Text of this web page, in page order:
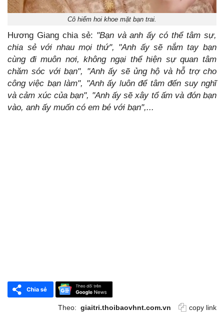
Cô hiếm hoi khoe mặt bạn trai.
Hương Giang chia sẻ: "Bạn và anh ấy có thể tâm sự,
chia sẻ với nhau mọi thứ", "Anh ấy sẽ nắm tay bạn
cùng đi muôn nơi, không ngại thể hiện sự quan tâm
chăm sóc với bạn", "Anh ấy sẽ ủng hộ và hỗ trợ cho
công việc bạn làm", "Anh ấy luôn để tâm đến suy nghĩ
và cảm xúc của bạn", "Anh ấy sẽ xây tổ ấm và đón bạn
vào, anh ấy muốn có em bé với bạn",...
Theo: giaitri.thoibaovhnt.com.vn copy link